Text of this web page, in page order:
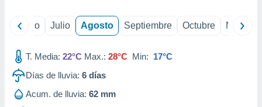
1199
Junio Julio Agosto Septiembre Octubre
T. Media: 22°C Max.: 28°C Min: 17°C
Días de lluvia: 6 días
Acum. de lluvia: 62 mm